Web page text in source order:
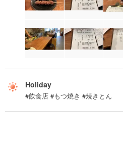
Holiday
#飲食店 #もつ焼き #焼きとん